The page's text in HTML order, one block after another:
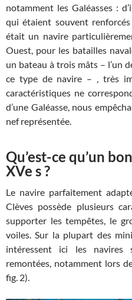
notamment les Galéasses :
qui étaient souvent renforcés
était un navire
Ouest, pour les batailles
un bateau à trois mâts – l’un
ce type de navire – , très
caractéristiques ne
d’une Galéasse, nous
nef représentée.
Qu’est-ce qu’un
XVe s ?
Le navire parfaitement
Clèves possède plusieurs
supporter les tempêtes, le
voiles. Sur la plupart des
intéressent ici les navires
remontées, notamment lors
fig. 2).